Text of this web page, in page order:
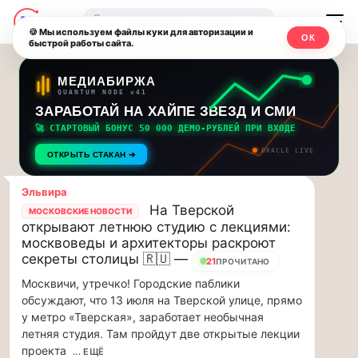
Последние
новости
обновления
потока:
Друзья,
приглашаем
на
музыкальную
прогулку
по
Москве
Чайковского!…
Друзья,
приглашаем
на
музыкальную
Москвичи.net
—
Главный
столичный
чат-
мессенджер,
новости
и
инсайды
Москвы
🔍
МЕДИАБИРЖА
QUANTUM NODE v41
ЗАРАБОТАЙ НА ХАЙПЕ ЗВЕЗД И СМИ
🚀 СТАРТОВЫЙ БОНУС 50 000 ДЕМО-РУБЛЕЙ ПРИ ВХОДЕ
ОТКРЫТЬ СТАКАН ➔ ORACLE LIVE
Эльвира
МОСКОВСКИЕ НОВОСТИ
На Тверской
открывают летнюю студию с лекциями:
москвоведы и архитекторы раскроют
секреты столицы 🇷🇺 —
21ПРОЧИТАНО
Москвичи, утречко! Городские паблики
обсуждают, что 13 июля на Тверской улице, прямо
у метро «Тверская», заработает необычная
летняя студия. Там пройдут две открытые лекции
проекта
... ЕЩЁ
🍪 Мы используем файлы куки для авторизации и
быстрой работы сайта.
ОК